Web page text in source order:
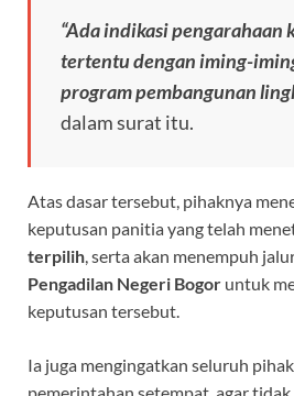
“Ada indikasi pengarahaan
tertentu dengan iming-
program pembangunan
dalam surat itu.
Atas dasar tersebut, pihaknya
keputusan panitia yang telah
terpilih, serta akan menempuh
Pengadilan Negeri Bogor untuk
keputusan tersebut.
Ia juga mengingatkan seluruh